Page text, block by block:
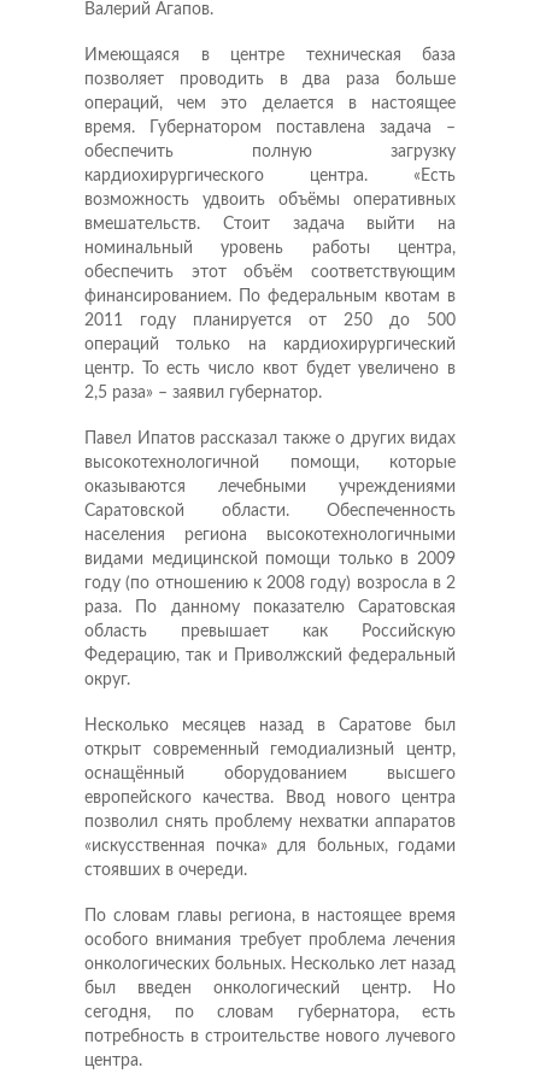
Валерий Агапов.
Имеющаяся в центре техническая база
позволяет проводить в два раза больше
операций, чем это делается в настоящее
время. Губернатором поставлена задача –
обеспечить полную загрузку
кардиохирургического центра. «Есть
возможность удвоить объёмы оперативных
вмешательств. Стоит задача выйти на
номинальный уровень работы центра,
обеспечить этот объём соответствующим
финансированием. По федеральным квотам в
2011 году планируется от 250 до 500
операций только на кардиохирургический
центр. То есть число квот будет увеличено в
2,5 раза» – заявил губернатор.
Павел Ипатов рассказал также о других видах
высокотехнологичной помощи, которые
оказываются лечебными учреждениями
Саратовской области. Обеспеченность
населения региона высокотехнологичными
видами медицинской помощи только в 2009
году (по отношению к 2008 году) возросла в 2
раза. По данному показателю Саратовская
область превышает как Российскую
Федерацию, так и Приволжский федеральный
округ.
Несколько месяцев назад в Саратове был
открыт современный гемодиализный центр,
оснащённый оборудованием высшего
европейского качества. Ввод нового центра
позволил снять проблему нехватки аппаратов
«искусственная почка» для больных, годами
стоявших в очереди.
По словам главы региона, в настоящее время
особого внимания требует проблема лечения
онкологических больных. Несколько лет назад
был введен онкологический центр. Но
сегодня, по словам губернатора, есть
потребность в строительстве нового лучевого
центра.